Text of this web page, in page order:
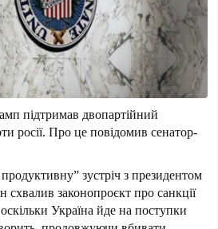
підтримав двопартійний
росії. Про це повідомив сенатор-
зустріч з президентом
схвалив законопроєкт про санкції
Україна йде на поступки